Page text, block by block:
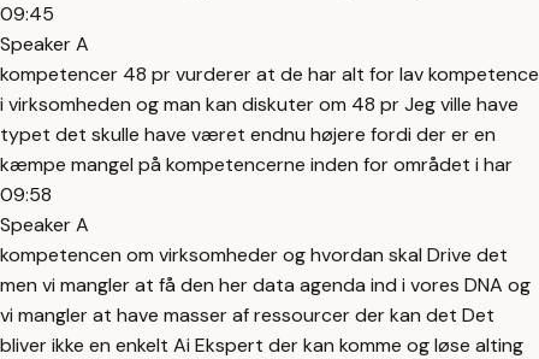
09:45
Speaker A
kompetencer 48 pr vurderer at de har alt for lav kompetence
i virksomheden og man kan diskuter om 48 pr Jeg ville have
typet det skulle have været endnu højere fordi der er en
kæmpe mangel på kompetencerne inden for området i har
09:58
Speaker A
kompetencen om virksomheder og hvordan skal Drive det
men vi mangler at få den her data agenda ind i vores DNA og
vi mangler at have masser af ressourcer der kan det Det
bliver ikke en enkelt Ai Ekspert der kan komme og løse alting